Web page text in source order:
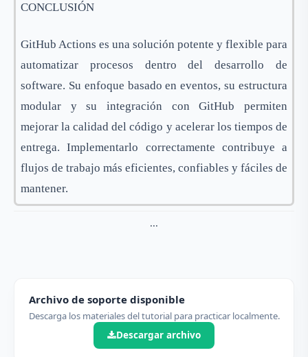
CONCLUSIÓN
GitHub Actions es una solución potente y flexible para
automatizar procesos dentro del desarrollo de
software. Su enfoque basado en eventos, su estructura
modular y su integración con GitHub permiten
mejorar la calidad del código y acelerar los tiempos de
entrega. Implementarlo correctamente contribuye a
flujos de trabajo más eficientes, confiables y fáciles de
mantener.
...
Archivo de soporte disponible
Descarga los materiales del tutorial para practicar localmente.
Descargar archivo